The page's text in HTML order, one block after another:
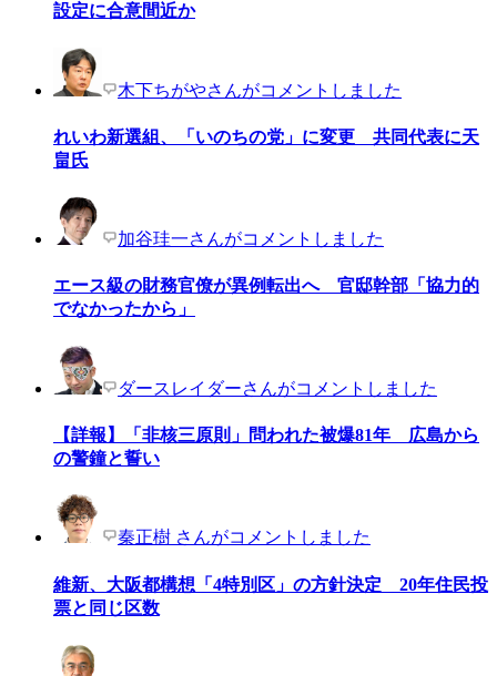
設定に合意間近か
木下ちがやさんがコメントしました
れいわ新選組、「いのちの党」に変更 共同代表に天
畠氏
加谷珪一さんがコメントしました
エース級の財務官僚が異例転出へ 官邸幹部「協力的
でなかったから」
ダースレイダーさんがコメントしました
【詳報】「非核三原則」問われた被爆81年 広島から
の警鐘と誓い
秦正樹 さんがコメントしました
維新、大阪都構想「4特別区」の方針決定 20年住民投
票と同じ区数